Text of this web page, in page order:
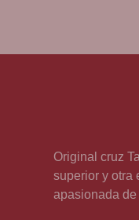
Original cruz
superior y otra
apasionada